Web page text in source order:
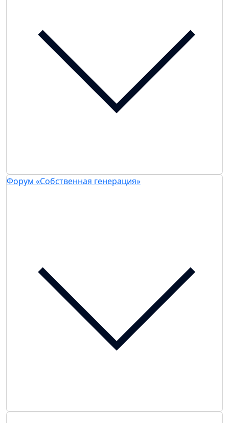
Форум «Собственная генерация»